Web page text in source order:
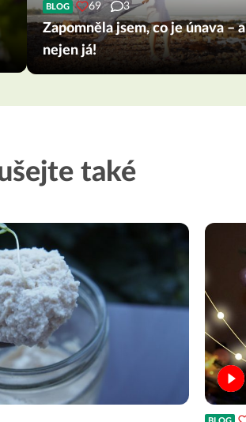
BLOG 69 3
Zapomněla jsem, co je únava – a
nejen já!
také